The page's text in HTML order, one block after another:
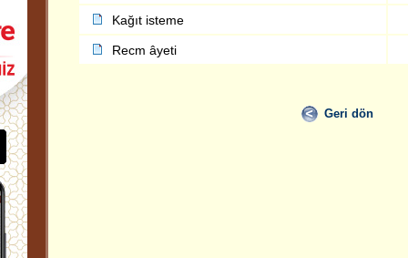
Kağıt isteme
Recm âyeti
Geri dön